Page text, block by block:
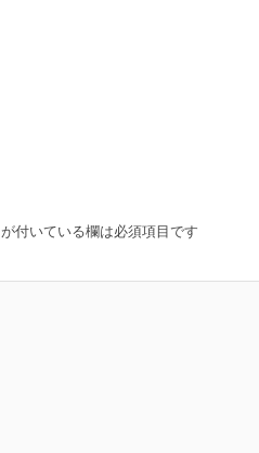
が付いている欄は必須項目です